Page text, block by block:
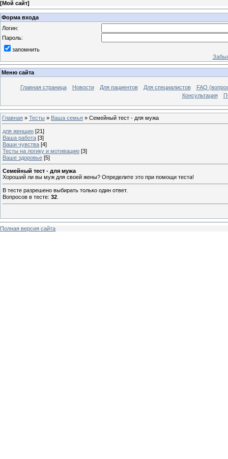
[Мой сайт]
Форма входа
Логин:
Пароль:
запомнить
Меню сайта
Главная страница Новости Для пациентов Для специалистов
FAQ
Консультация
Главная » Тесты » Ваша семья » Семейный тест - для мужа
для женщин [21]
Ваша работа [3]
Ваши чувства [4]
Тесты на логику и мотивацию [3]
Ваше здоровье [5]
Семейный тест - для мужа
Хороший ли вы муж для своей жены? Определите это при помощи теста!
В тесте разрешено выбирать только один ответ.
Вопросов в тесте: 32
Полная версия сайта